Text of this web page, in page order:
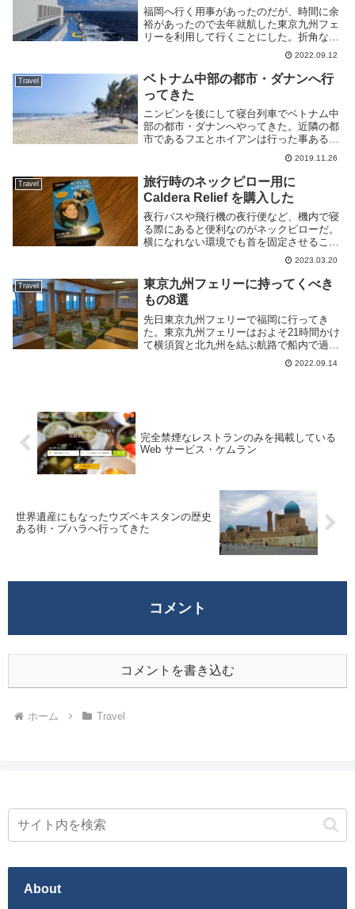
福岡へ行く用事があったのだが、時間に余
裕があったので去年就航した東京九州フェ
リーを利用して行くことにした。折角なの
でメモがわりに残しておこう。東京九州フ
ェリーという名だが正確には神奈川県の横
須賀港から北九州市の門治港を結ぶ旅客用
のフェリー航...
2022.09.12
Travel
ベトナム中部の都市・ダナンへ行
ってきた
ニンビンを後にして寝台列車でベトナム中
部の都市・ダナンへやってきた。近隣の都
市であるフエとホイアンは行った事あるの
だが、その時はダナンを飛ばしていたた
め、初めて来ることとなる。ダナン駅から
目的のホステルまでの距離を見ると凡そ徒
歩30分程度。...
2019.11.26
Travel
旅行時のネックピロー用に
Caldera Relief を購入した
夜行バスや飛行機の夜行便など、機内で寝
る際にあると便利なのがネックピローだ。
横になれない環境でも首を固定させること
である程度寝やすくなる。しかし、普通の
ネックピローはかさばる且つ重量がある
し、空気式であれば膨らます/萎める手間
もかかる。その...
2023.03.20
Travel
東京九州フェリーに持ってくべき
もの8選
先日東京九州フェリーで福岡に行ってき
た。東京九州フェリーはおよそ21時間かけ
て横須賀と北九州を結ぶ航路で船内で過ご
す時間が長い。そのため快適に過ごすには
事前の準備が大事だ。このページでは東京
2022.09.14
完全禁煙なレストランのみを掲載している
Web サービス・ケムラン
世界遺産にもなったウズベキスタンの歴史
ある街・ブハラへ行ってきた
コメント
コメントを書き込む
ホーム Travel
About